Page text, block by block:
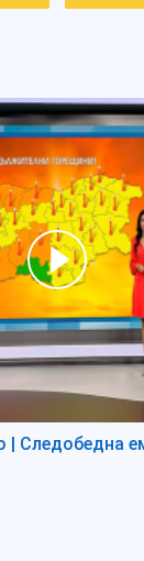
| Следобедна